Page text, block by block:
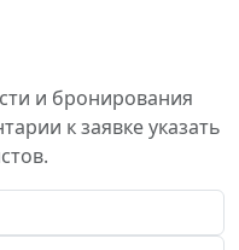
и бронирования
к заявке указать